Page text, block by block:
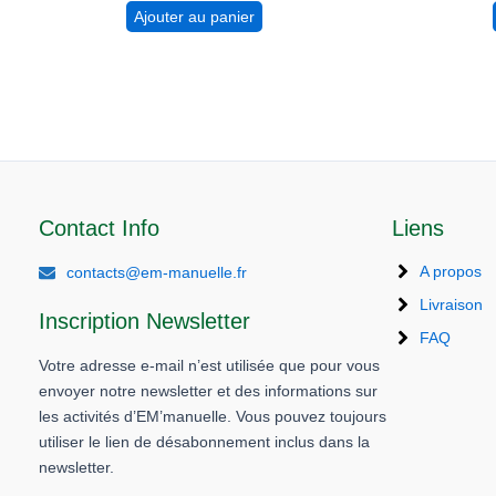
Ajouter au panier
Contact Info
contacts@em-manuelle.fr
Inscription Newsletter
Votre adresse e-mail n’est utilisée que pour vous
envoyer notre newsletter et des informations sur
les activités d’EM’manuelle. Vous pouvez toujours
utiliser le lien de désabonnement inclus dans la
newsletter.
Liens
A propos
Livraison
FAQ